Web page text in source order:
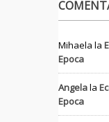
Mihaela la
Epoca
Angelala
Epoca